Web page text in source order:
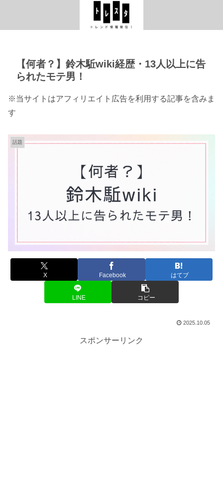
【何者？】鈴木駈wiki経歴・13人以上に告
られたモテ男！
※当サイトはアフィリエイト広告を利用する記事を含みま
す
話題
X Facebook はてブ
LINE コピー
2025.10.05
スポンサーリンク